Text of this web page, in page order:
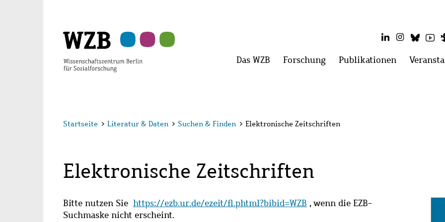
LinkedInInstagram
Hauptmenü
Das WZB Menü
Forschung Menü
Publikationen Menü
Startseite > Literatur & Daten > Suchen & Finden > Elektronische Zeitschriften
Elektronische Zeitschriften
Bitte nutzen Sie https://ezb.ur.de/ezeit/fl.phtml?bibid=WZB , wenn die EZB-
Suchmaske nicht erscheint.